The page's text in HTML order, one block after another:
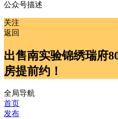
公众号描述
关注
返回
出售南实验锦绣瑞府
房提前约！
全局导航
首页
发布